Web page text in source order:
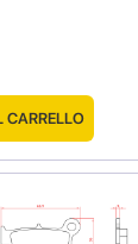
CARRELLO